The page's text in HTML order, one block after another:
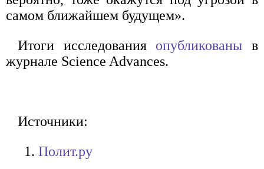
самом ближайшем будущем».
Итоги исследования опубликованы в
журнале Science Advances.
Источники:
Полит.ру